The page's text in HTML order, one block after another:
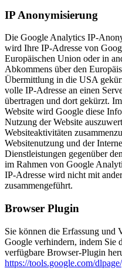
IP Anonymisierung
Die Google Analytics IP-
wird Ihre IP-Adresse von
Europäischen Union oder in
Abkommens über den
Übermittlung in die USA
volle IP-Adresse an einen
übertragen und dort gekürzt.
Website wird Google diese
Nutzung der Website
Websiteaktivitäten
Websitenutzung und der
Dienstleistungen gegenüber
im Rahmen von Google
IP-Adresse wird nicht mit
zusammengeführt.
Browser Plugin
Sie können die Erfassung und
Google verhindern, indem Sie
verfügbare Browser-Plugin
https://tools.google.com/